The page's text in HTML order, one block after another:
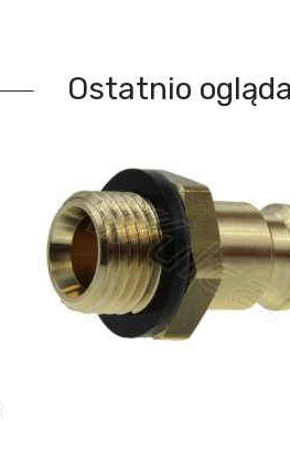
Ostatnio